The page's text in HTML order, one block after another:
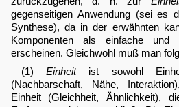
gegenseitigen Anwendung (sei es
Synthese), da in der erwähnten
Komponenten als einfache und
erscheinen. Gleichwohl muß man
(1) Einheitist sowohl
(Nachbarschaft, Nähe,
Einheit (Gleichheit, Ähnlichkeit),